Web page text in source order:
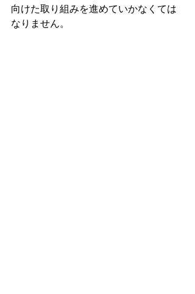
向けた取り組みを進めていかなくては
なりません。